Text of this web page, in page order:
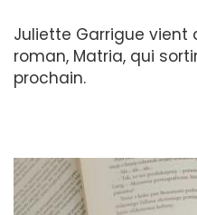
Juliette Garrigue vient
roman, Matria, qui
prochain.